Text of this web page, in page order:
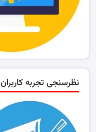
نظرسنجی تجربه کاربران